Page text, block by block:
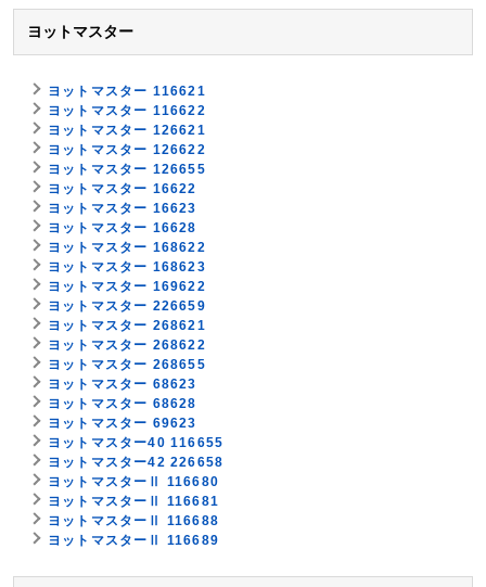
ヨットマスター
ヨットマスター 116621
ヨットマスター 116622
ヨットマスター 126621
ヨットマスター 126622
ヨットマスター 126655
ヨットマスター 16622
ヨットマスター 16623
ヨットマスター 16628
ヨットマスター 168622
ヨットマスター 168623
ヨットマスター 169622
ヨットマスター 226659
ヨットマスター 268621
ヨットマスター 268622
ヨットマスター 268655
ヨットマスター 68623
ヨットマスター 68628
ヨットマスター 69623
ヨットマスター40 116655
ヨットマスター42 226658
ヨットマスターⅡ 116680
ヨットマスターⅡ 116681
ヨットマスターⅡ 116688
ヨットマスターⅡ 116689